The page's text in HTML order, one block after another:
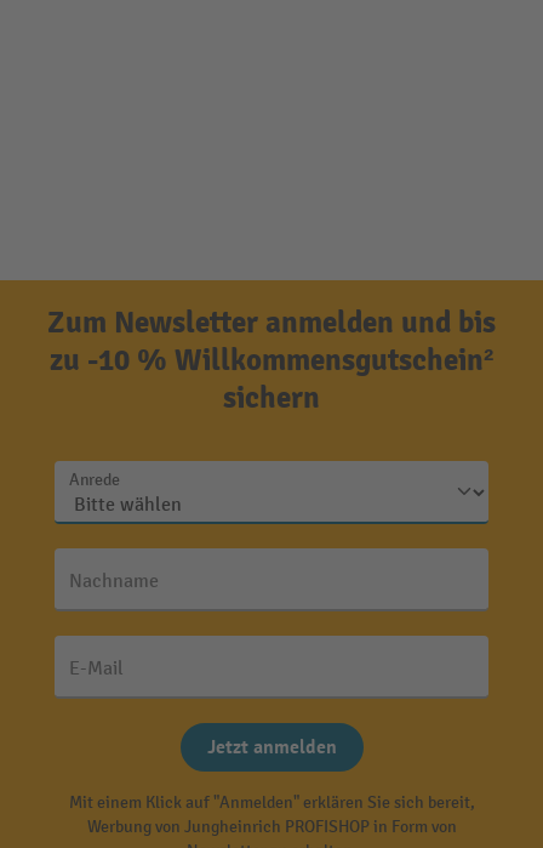
Zum Newsletter anmelden und bis
zu -10 % Willkommensgutschein²
sichern
Anrede
Nachname
E-Mail
Jetzt anmelden
Mit einem Klick auf "Anmelden" erklären Sie sich bereit,
Werbung von Jungheinrich PROFISHOP in Form von